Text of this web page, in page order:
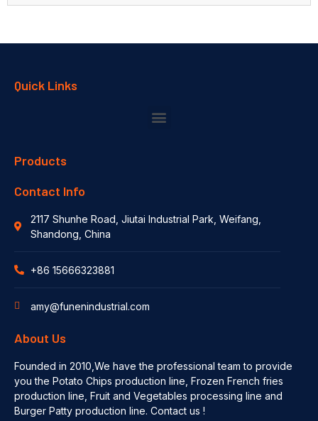
Quick Links
Products
Contact Info
2117 Shunhe Road, Jiutai Industrial Park, Weifang,
Shandong, China
+86 15666323881
amy@funenindustrial.com
About Us
Founded in 2010,We have the professional team to provide
you the Potato Chips production line, Frozen French fries
production line, Fruit and Vegetables processing line and
Burger Patty production line. Contact us !